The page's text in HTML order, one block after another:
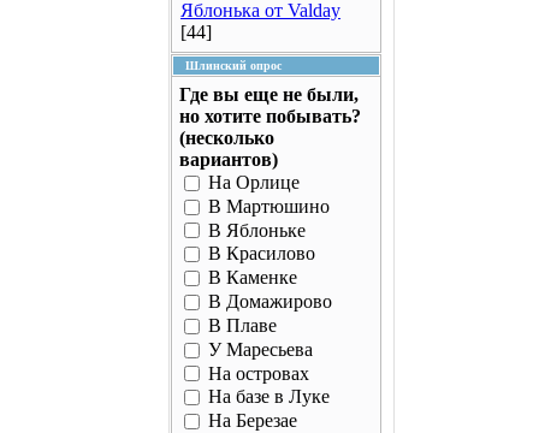
Яблонька от Valday
[44]
Шлинский опрос
Где вы еще не были,
но хотите побывать?
(несколько
вариантов)
На Орлице
В Мартюшино
В Яблоньке
В Красилово
В Каменке
В Домажирово
В Плаве
У Маресьева
На островах
На базе в Луке
На Березае